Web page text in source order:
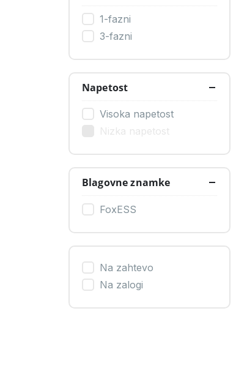
1-fazni
3-fazni
Napetost
Visoka napetost
Nizka napetost
Blagovne znamke
FoxESS
Na zahtevo
Na zalogi